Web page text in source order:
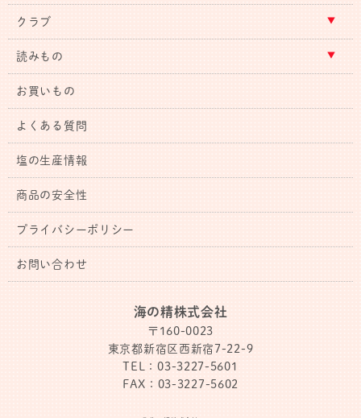
クラブ
読みもの
お買いもの
よくある質問
塩の生産情報
商品の安全性
プライバシーポリシー
お問い合わせ
海の精株式会社
〒160-0023
東京都新宿区西新宿7-22-9
TEL：03-3227-5601
FAX：03-3227-5602